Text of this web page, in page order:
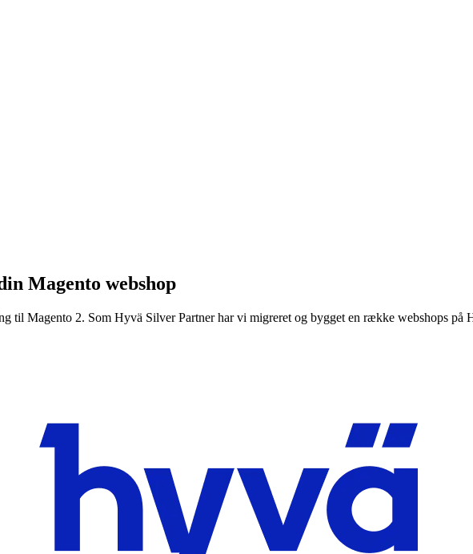
Magento webshop
til Magento 2. Som Hyvä Silver Partner har vi migreret og bygget en række webshops på